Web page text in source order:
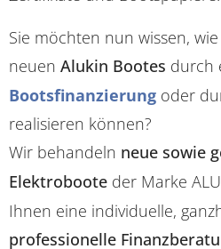
Sie möchten nun wissen,
neuen Alukin Bootes durch
Bootsfinanzierung oder
realisieren können?
Wir behandeln neue sowie
Elektroboote der Marke
Ihnen eine individuelle,
professionelle